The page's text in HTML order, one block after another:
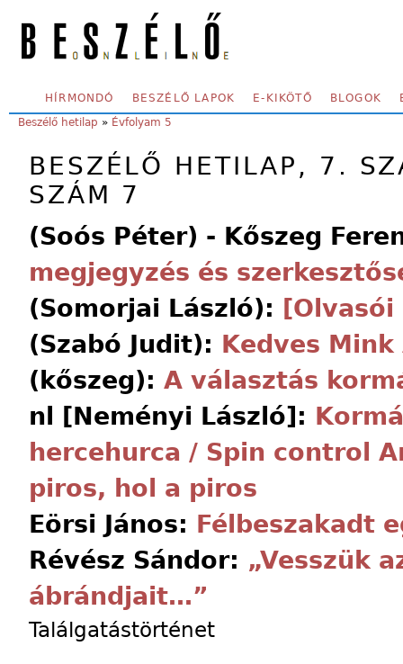
SECONDARY MENU
HÍRMONDÓ BESZÉLŐ LAPOK E-KIKÖTŐ BLOGOK
YOU ARE HERE:
Beszélő hetilap » Évfolyam 5
BESZÉLŐ HETILAP, 7.
SZÁM 7
(Soós Péter) - Kőszeg
megjegyzés és
(Somorjai László):
(Szabó Judit): Kedves
(kőszeg): A választás
nl [Neményi László]:
hercehurca / Spin control
piros, hol a piros
Eörsi János: Félbeszakadt
Révész Sándor: „Vesszük
ábrándjait…”
Találgatástörténet